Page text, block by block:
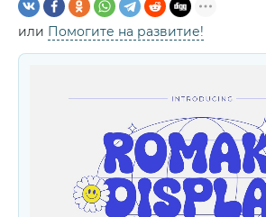
или Помогите на развитие!